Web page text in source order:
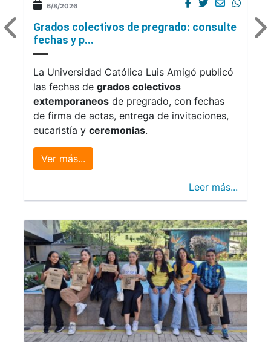
6/8/2026
Grados colectivos de pregrado: consulte
fechas y p...
La Universidad Católica Luis Amigó publicó
las fechas de grados colectivos
extemporaneos de pregrado, con fechas
de firma de actas, entrega de invitaciones,
eucaristía y ceremonias.
Ver más...
Leer más...